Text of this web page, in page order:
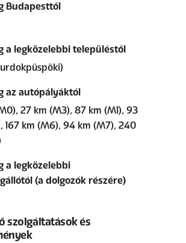
Budapesttől
a legközelebbi településtől
az autópályáktól
27 km (M3), 87 km (M1), 93
167 km (M6), 94 km (M7), 240
a legközelebbi
(a dolgozók részére)
szolgáltatások és